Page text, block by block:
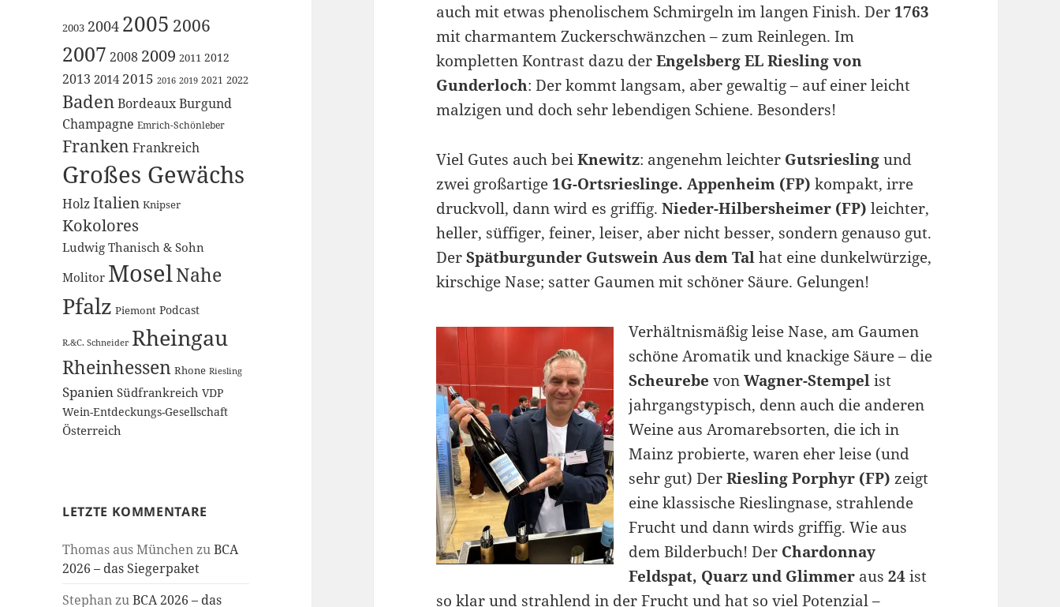
2003 2004 2005 2006
2007 2008 2009 2011 2012
2013 2014 2015 2016 2019 2021 2022
Baden BordeauxBurgund
Champagne Emrich-Schönleber
Franken Frankreich
Großes Gewächs
HolzItalien Knipser
Kokolores
Ludwig Thanisch & Sohn
Molitor MoselNahe
Pfalz Piemont Podcast
R.&C. Schneider Rheingau
Rheinhessen Rhone Riesling
Spanien Südfrankreich VDP
Wein-Entdeckungs-Gesellschaft
Österreich
LETZTE KOMMENTARE
Thomas aus MünchenzuBCA
2026 – das Siegerpaket
StephanzuBCA 2026 – das
auch mit etwas phenolischem Schmirgeln im langen Finish. Der 1763
mit charmantem Zuckerschwänzchen – zum Reinlegen. Im
kompletten Kontrast dazu derEngelsberg EL Riesling von
Gunderloch: Der kommt langsam, aber gewaltig – auf einer leicht
malzigen und doch sehr lebendigen Schiene. Besonders!
Viel Gutes auch beiKnewitz: angenehm leichter Gutsrieslingund
zwei großartige 1G-Ortsrieslinge. Appenheim (FP)kompakt, irre
druckvoll, dann wird es griffig.Nieder-Hilbersheimer (FP) leichter,
heller, süffiger, feiner, leiser, aber nicht besser, sondern genauso gut.
DerSpätburgunder Gutswein Aus dem Talhat eine dunkelwürzige,
kirschige Nase; satter Gaumen mit schöner Säure. Gelungen!
Verhältnismäßig leise Nase, am Gaumen
schöne Aromatik und knackige Säure – die
Scheurebe vonWagner-Stempelist
jahrgangstypisch, denn auch die anderen
Weine aus Aromarebsorten, die ich in
Mainz probierte, waren eher leise (und
sehr gut) DerRiesling Porphyr (FP) zeigt
eine klassische Rieslingnase, strahlende
Frucht und dann wirds griffig. Wie aus
dem Bilderbuch! Der Chardonnay
Feldspat, Quarz und Glimmer aus24ist
so klar und strahlend in der Frucht und hat so viel Potenzial –